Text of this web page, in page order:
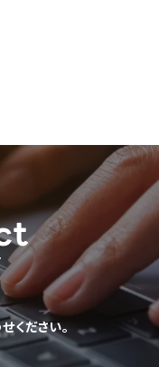
ください。